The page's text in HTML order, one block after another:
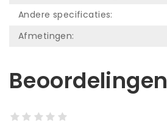
Andere specificaties:
Afmetingen:
Beoordelingen